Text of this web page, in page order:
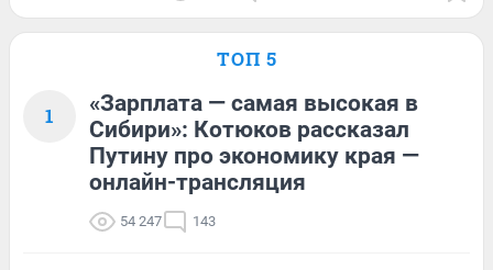
ТОП 5
1
«Зарплата — самая высокая в
Сибири»: Котюков рассказал
Путину про экономику края —
онлайн-трансляция
54 247 143